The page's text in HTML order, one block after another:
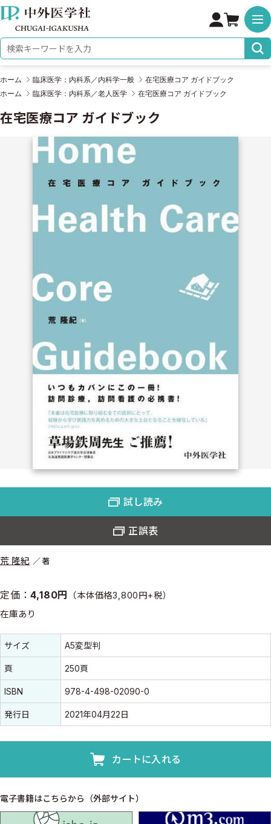
株式会社 中外医学社
検索キーワード
ホーム 臨床医学：内科系／内科学一般
在宅医療コア ガイドブック
ホーム
臨床医学：内科系／老人医学 在宅医療コア ガイドブック
在宅医療コア ガイドブック
荒 隆紀 著
定価：4,180円 （本体価格3,800円+税）
在庫あり
書誌情報
書誌情報
サイズ A5変型判
頁 250頁
ISBN 978-4-498-02090-0
発行日 2021年04月22日
カートに入れる
電子書籍はこちらから（外部サイト）
試し読み
正誤表